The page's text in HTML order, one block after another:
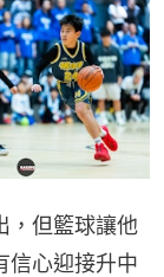
，但籃球讓他
信心迎接升中